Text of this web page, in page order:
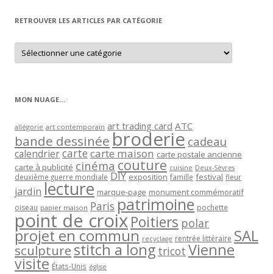
RETROUVER LES ARTICLES PAR CATÉGORIE
Retrouver
les
articles
MON NUAGE…
allégorie art contemporain art trading card ATC
bande dessinée broderie cadeau
calendriercartecarte maison carte postale ancienne
carte à publicité cinéma couture cuisine Deux-Sèvres
deuxième guerre mondiale DIY exposition famille festival fleur
jardin lecture marque-page monument commémoratif
oiseau papier maison Paris patrimoine pochette
point de croixPoitiers polar
projet en commun recyclage rentrée littéraire SAL
sculpturestitch a long tricot Vienne
visite États-Unis église